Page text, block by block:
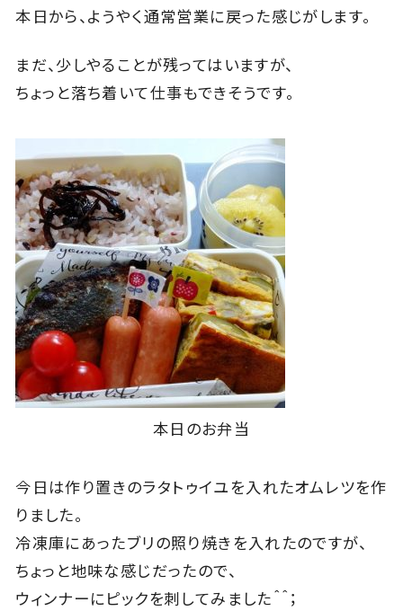
本日から、ようやく通常営業に戻った感じがします。
まだ、少しやることが残ってはいますが、
ちょっと落ち着いて仕事もできそうです。
本日のお弁当
今日は作り置きのラタトゥイユを入れたオムレツを作
りました。
冷凍庫にあったブリの照り焼きを入れたのですが、
ちょっと地味な感じだったので、
ウィンナーにピックを刺してみました＾＾；